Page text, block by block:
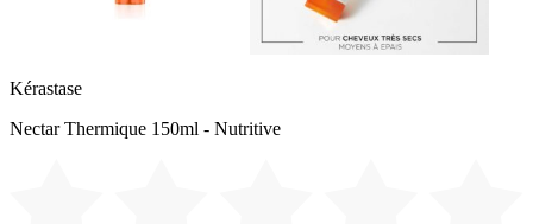
Kérastase
Nectar Thermique 150ml - Nutritive